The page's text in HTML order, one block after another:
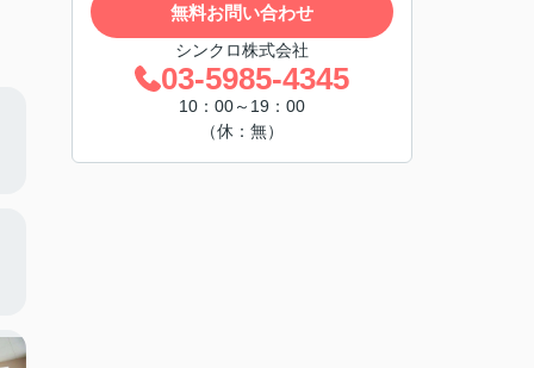
無料お問い合わせ
シンクロ株式会社
03-5985-4345
10：00～19：00
（休：無）